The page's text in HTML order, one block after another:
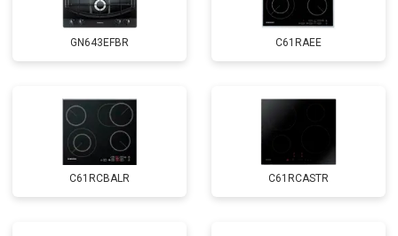
GN643EFBR C61RAEE
C61RCBALR C61RCASTR